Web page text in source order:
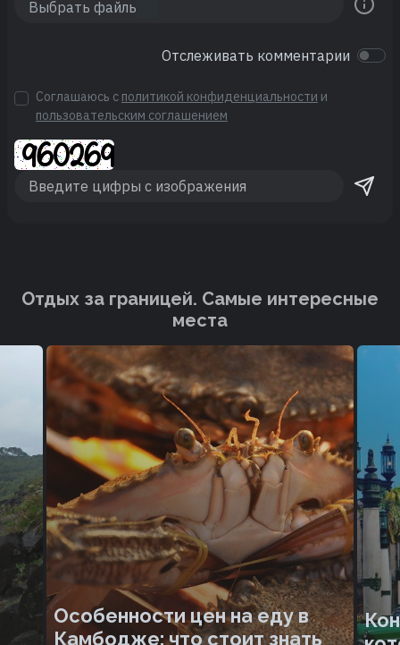
Отслеживать комментарии
Соглашаюсь с политикой конфиденциальности и
пользовательским соглашением
Отдых за границей. Cамые интересные
места
Особенности цен на еду в
Камбодже: что стоит знать